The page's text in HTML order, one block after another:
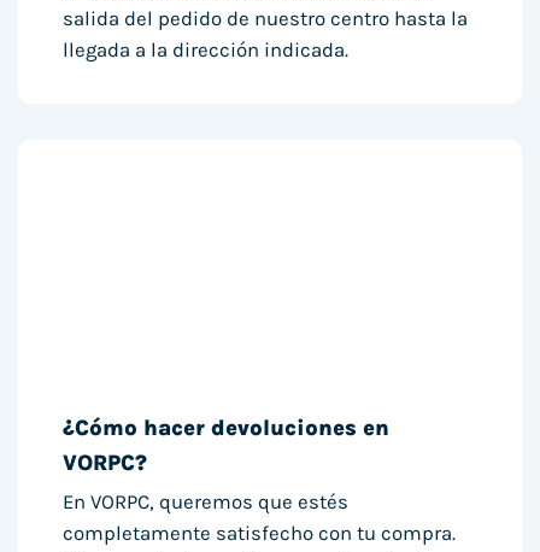
salida del pedido de nuestro centro hasta la
llegada a la dirección indicada.
¿Cómo hacer devoluciones en
VORPC?
En VORPC, queremos que estés
completamente satisfecho con tu compra.